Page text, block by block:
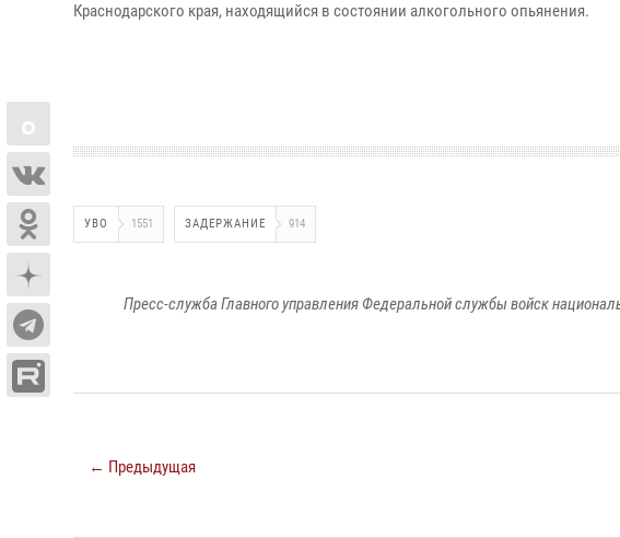
Краснодарского края, находящийся в состоянии алкогольного опьянения.
УВО 1551 ЗАДЕРЖАНИЕ 914
Пресс-служба Главного управления Федеральной службы войск
← Предыдущая